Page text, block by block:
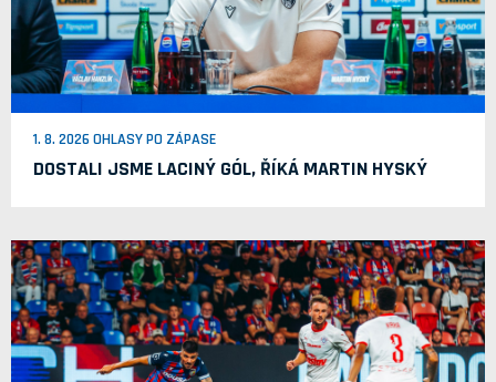
1. 8. 2026 OHLASY PO ZÁPASE
DOSTALI JSME LACINÝ GÓL, ŘÍKÁ MARTIN HYSKÝ